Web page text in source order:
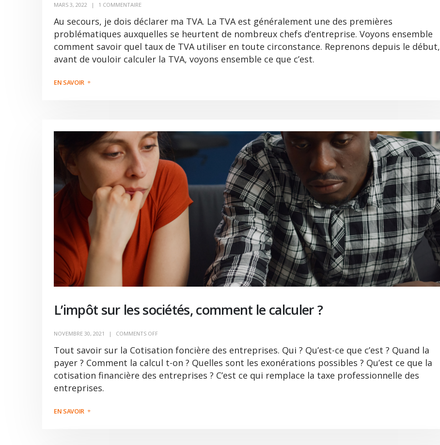
MARS 3, 2022 1 COMMENTAIRE
Au secours, je dois déclarer ma TVA. La TVA est généralement une des premières
problématiques auxquelles se heurtent de nombreux chefs d’entreprise. Voyons ensemble
comment savoir quel taux de TVA utiliser en toute circonstance. Reprenons depuis le début,
avant de vouloir calculer la TVA, voyons ensemble ce que c’est.
L’impôt sur les sociétés, comment le calculer ?
NOVEMBRE 30, 2021 COMMENTS OFF
Tout savoir sur la Cotisation foncière des entreprises. Qui ? Qu’est-ce que c’est ? Quand la
payer ? Comment la calcul t-on ? Quelles sont les exonérations possibles ? Qu’est ce que la
cotisation financière des entreprises ? C’est ce qui remplace la taxe professionnelle des
entreprises.